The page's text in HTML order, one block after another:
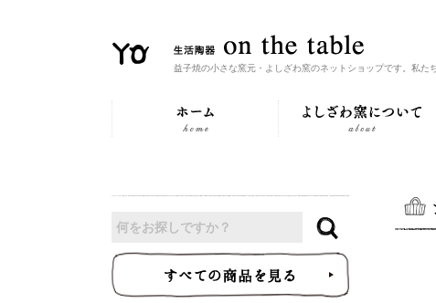
益子焼の小さな窯元・よしざわ窯のネットショップです。私た